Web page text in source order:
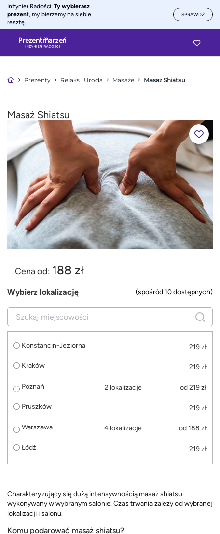
Inżynier Radości: Ty wybierasz
prezent, my bierzemy na siebie
resztę.
SPRAWDŹ
Prezenty Relaks i Uroda Masaże Masaż Shiatsu
Masaż Shiatsu
Cena od: 188 zł
Wybierz lokalizację (spośród 10 dostępnych)
Konstancin-Jeziorna 219 zł
Kraków 219 zł
Poznań 2 lokalizacje od 219 zł
Pruszków 219 zł
Warszawa 4 lokalizacje od 188 zł
Łódź 219 zł
Charakteryzujący się dużą intensywnością masaż shiatsu
wykonywany w wybranym salonie. Czas trwania zależy od wybranej
lokalizacji i salonu.
Komu podarować masaż shiatsu?